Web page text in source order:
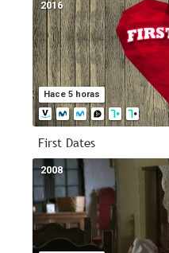
Hace 5 horas
2016
First Dates
2008